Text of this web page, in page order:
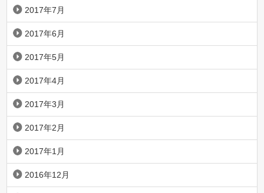
2017年7月
2017年6月
2017年5月
2017年4月
2017年3月
2017年2月
2017年1月
2016年12月